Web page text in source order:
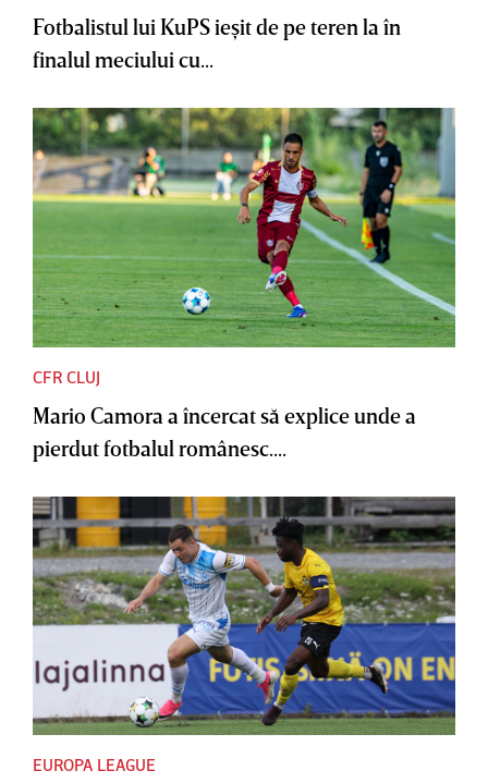
Fotbalistul lui KuPS ieşit de pe teren la în
finalul meciului cu...
CFR CLUJ
Mario Camora a încercat să explice unde a
pierdut fotbalul românesc....
EUROPA LEAGUE